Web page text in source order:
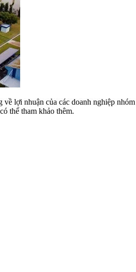
lợi nhuận của các doanh nghiệp
thể tham khảo thêm.